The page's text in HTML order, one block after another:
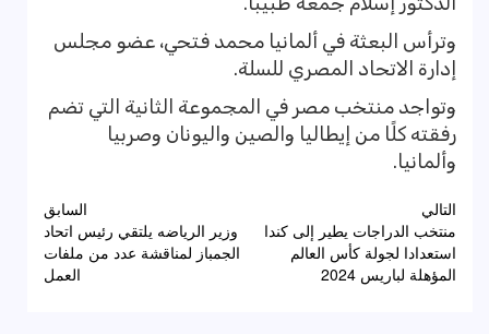
وترأس البعثة في ألمانيا محمد فتحي، عضو مجلس
إدارة الاتحاد المصري للسلة.
وتواجد منتخب مصر في المجموعة الثانية التي تضم
رفقته كلًا من إيطاليا والصين واليونان وصربيا
وألمانيا.
تصفّح
المقالات
السابق
وزير الرياضه يلتقي رئيس اتحاد
الجمباز لمناقشة عدد من ملفات
العمل
التالي
منتخب الدراجات يطير إلى كندا
استعدادا لجولة كأس العالم
المؤهلة لباريس 2024